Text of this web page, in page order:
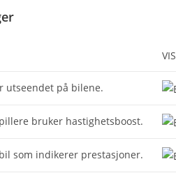
utseendet på bilene.
bruker hastighetsboost.
som indikerer prestasjoner.